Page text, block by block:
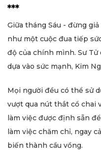
***
Giữa tháng Sáu - đừng
như một cuộc đua tiếp
độ của chính mình. Sư Tử
dựa vào sức mạnh, Kim
Mọi người đều có thể sử
vượt qua nút thắt cổ chai
làm việc được định sẵn
làm việc chăm chỉ, ngay
biến thành cầu vồng.